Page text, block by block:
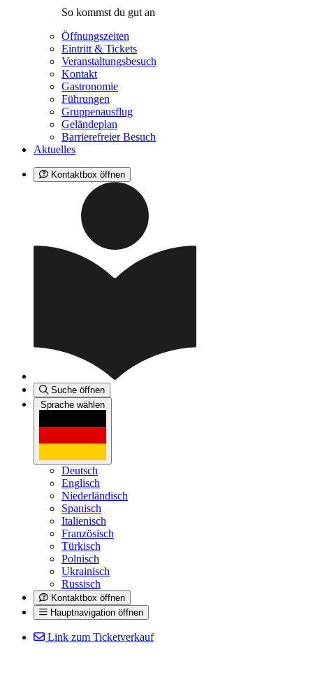
So kommst du gut an
Öffnungszeiten
Eintritt & Tickets
Veranstaltungsbesuch
Kontakt
Gastronomie
Führungen
Gruppenausflug
Geländeplan
Barrierefreier Besuch
Aktuelles
Kontaktbox öffnen
Suche öffnen
Sprache wählen
Deutsch
Englisch
Niederländisch
Spanisch
Italienisch
Französisch
Türkisch
Polnisch
Ukrainisch
Russisch
Kontaktbox öffnen
Hauptnavigation öffnen
Link zum Ticketverkauf